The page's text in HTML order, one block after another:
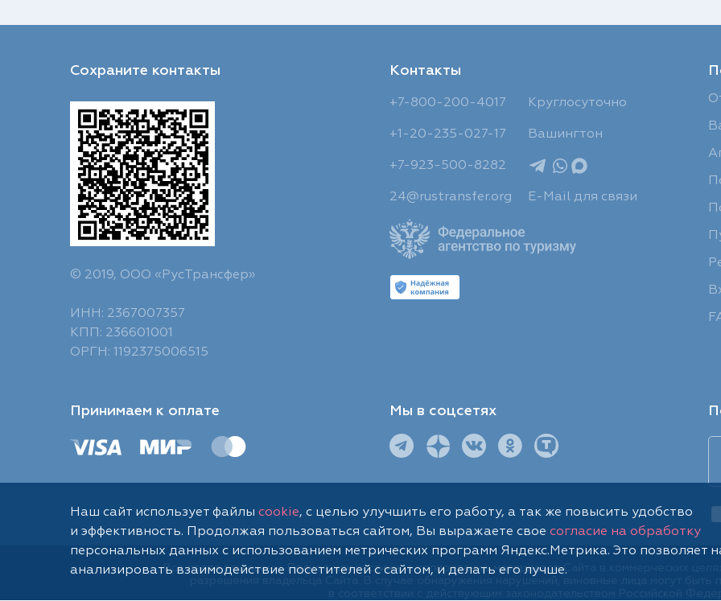
Сохраните контакты
© 2019, ООО «РусТрансфер»
ИНН: 2367007357
КПП: 236601001
ОРГН: 1192375006515
Контакты
+7-800-200-4017 Круглосуточно
+1-20-235-027-17 Вашингтон
+7-923-500-8282
24@rustransfer.org E-Mail для связи
Принимаем к оплате Мы в соцсетях
Все права защищены. Полное или частичное копирование материалов Сайта в коммерческих
Наш сайт использует файлы cookie, с целью улучшить его работу, а так же повысить удобство
и эффективность. Продолжая пользоваться сайтом, Вы выражаете свое согласие на обработку
персональных данных с использованием метрических программ Яндекс.Метрика. Это позволяет
анализировать взаимодействие посетителей с сайтом, и делать его лучше.